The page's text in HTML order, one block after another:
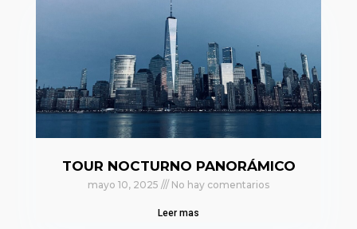
TOUR NOCTURNO PANORÁMICO
mayo 10, 2025 No hay comentarios
Leer mas